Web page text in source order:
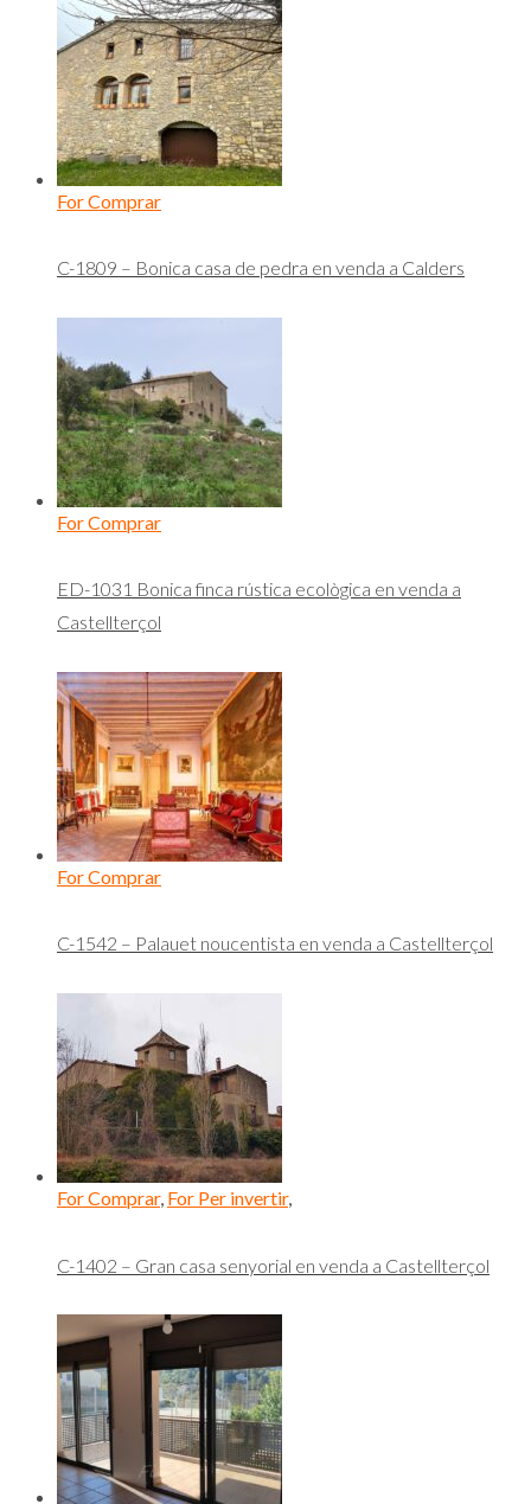
For Comprar
C-1809 – Bonica casa de pedra en venda a Calders
For Comprar
ED-1031 Bonica finca rústica ecològica en venda a
Castellterçol
For Comprar
C-1542 – Palauet noucentista en venda a Castellterçol
For Comprar, For Per invertir,
C-1402 – Gran casa senyorial en venda a Castellterçol